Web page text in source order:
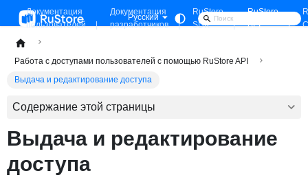
Документация
пользователей
Документация
разработчиков
RuStore
SDK
RuStore
API
Русский
Работа с доступами пользователей с помощью RuStore API
Выдача и редактирование доступа
Содержание этой страницы
Выдача и редактирование
доступа